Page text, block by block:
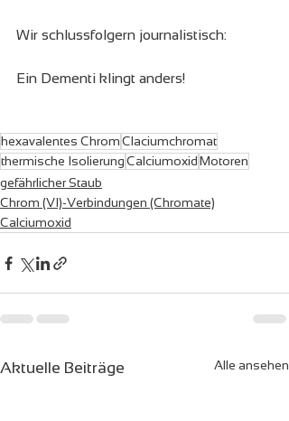
Wir schlussfolgern journalistisch:
Ein Dementi klingt anders!
hexavalentes ChromClaciumchromat
thermische IsolierungCalciumoxidMotoren
gefährlicher Staub
Chrom (VI)-Verbindungen (Chromate)
Calciumoxid
Aktuelle Beiträge Alle ansehen